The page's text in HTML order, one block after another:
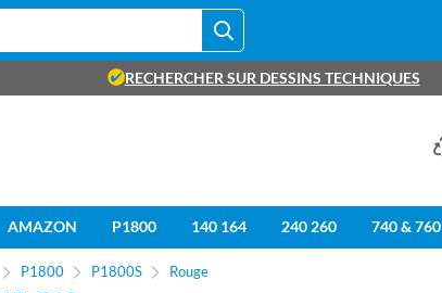
RECHERCHER SUR DESSINS TECHNIQUES
AMAZON P1800 140 164 240 260 740 & 760
P1800 P1800S Rouge